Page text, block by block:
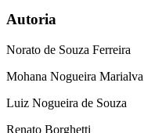
Autoria
Norato de Souza Ferreira
Mohana Nogueira Marialva
Luiz Nogueira de Souza
Renato Borghetti